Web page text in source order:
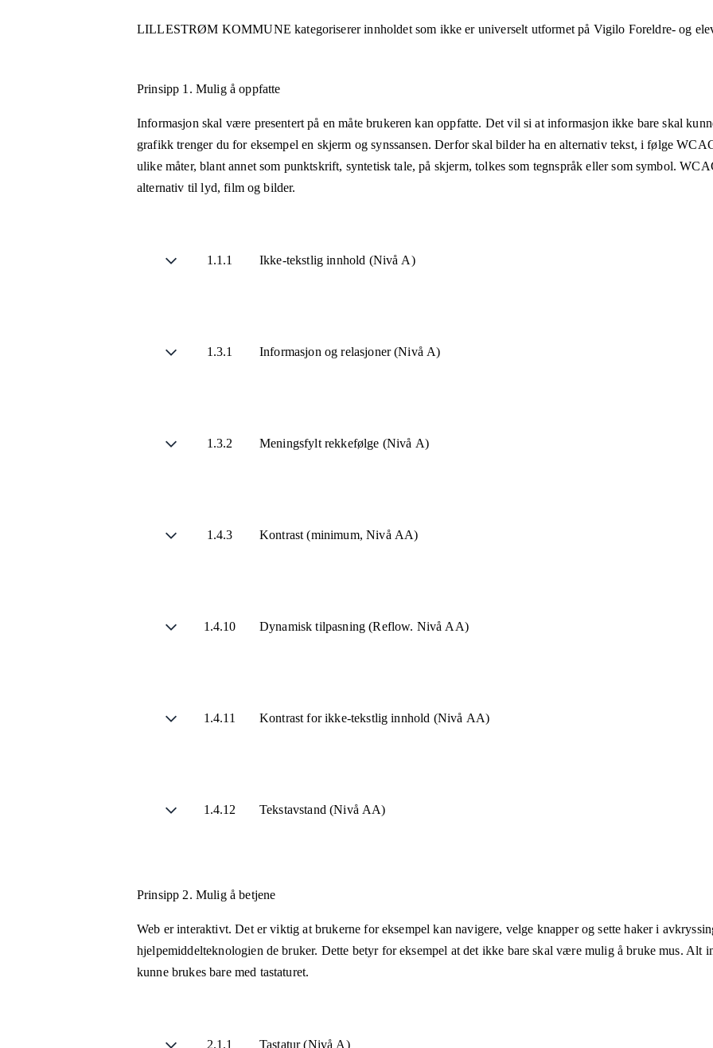
LILLESTRØM KOMMUNE kategoriserer innholdet som ikke er universelt utformet på Vigilo Foreldre- og
Prinsipp 1. Mulig å oppfatte
Informasjon skal være presentert på en måte brukeren kan oppfatte. Det vil si at informasjon ikke bare skal
grafikk trenger du for eksempel en skjerm og synssansen. Derfor skal bilder ha en alternativ tekst, i følge
ulike måter, blant annet som punktskrift, syntetisk tale, på skjerm, tolkes som tegnspråk eller som symbol.
alternativ til lyd, film og bilder.
1.1.1 Ikke-tekstlig innhold (Nivå A)
1.3.1 Informasjon og relasjoner (Nivå A)
1.3.2 Meningsfylt rekkefølge (Nivå A)
1.4.3 Kontrast (minimum, Nivå AA)
1.4.10 Dynamisk tilpasning (Reflow. Nivå AA)
1.4.11 Kontrast for ikke-tekstlig innhold (Nivå AA)
1.4.12 Tekstavstand (Nivå AA)
Prinsipp 2. Mulig å betjene
Web er interaktivt. Det er viktig at brukerne for eksempel kan navigere, velge knapper og sette haker i
hjelpemiddelteknologien de bruker. Dette betyr for eksempel at det ikke bare skal være mulig å bruke mus. Alt
kunne brukes bare med tastaturet.
2.1.1 Tastatur (Nivå A)